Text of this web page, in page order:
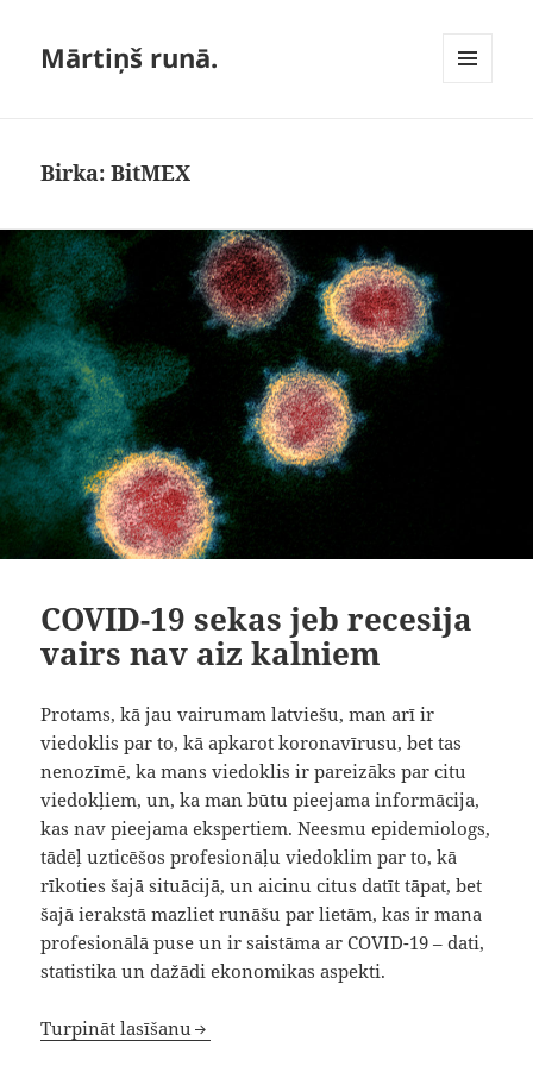
Mārtiņš runā.
Birka:BitMEX
COVID-19 sekas jeb recesija
vairs nav aiz kalniem
Protams, kā jau vairumam latviešu, man arī ir
viedoklis par to, kā apkarot koronavīrusu, bet tas
nenozīmē, ka mans viedoklis ir pareizāks par citu
viedokļiem, un, ka man būtu pieejama informācija,
kas nav pieejama ekspertiem. Neesmu epidemiologs,
tādēļ uzticēšos profesionāļu viedoklim par to, kā
rīkoties šajā situācijā, un aicinu citus datīt tāpat, bet
šajā ierakstā mazliet runāšu par lietām, kas ir mana
profesionālā puse un ir saistāma ar COVID-19 – dati,
statistika un dažādi ekonomikas aspekti.
TurpinātCOVID-19 sekas jeb recesija vairs nav aiz
lasīšanu